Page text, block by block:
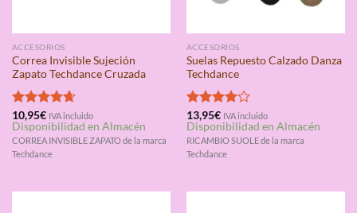
ACCESORIOS
Correa Invisible Sujeción
Zapato Techdance Cruzada
Valorado
con4.67
de 5
10,95€ IVA incluido
Disponibilidad en Almacén
CORREA INVISIBLE ZAPATO de la marca
Techdance
ACCESORIOS
Suelas Repuesto Calzado Danza
Techdance
Valorado
con4.00
de 5
13,95€ IVA incluido
Disponibilidad en Almacén
RICAMBIO SUOLE de la marca
Techdance